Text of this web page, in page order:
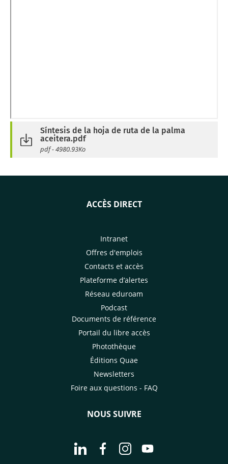
Síntesis de la hoja de ruta de la palma
aceitera.pdf
pdf - 4980.93Ko
ACCÈS DIRECT
Intranet
Offres d'emplois
Contacts et accès
Plateforme d’alertes
Réseau eduroam
Podcast
Documents de référence
Portail du libre accès
Photothèque
Éditions Quae
Newsletters
Foire aux questions - FAQ
NOUS SUIVRE
Aller à la page Nous suivre sur
Aller à la page Nous suivre sur
Aller à la page Nous
Aller à la page